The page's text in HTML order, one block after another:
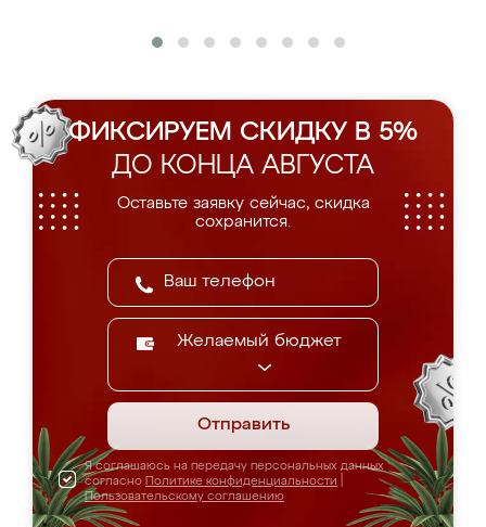
ФИКСИРУЕМ СКИДКУ В 5%
ДО КОНЦА АВГУСТА
Оставьте заявку сейчас, скидка
сохранится.
Желаемый бюджет
Отправить
Я соглашаюсь на передачу персональных данных
согласно Политике конфиденциальности
Пользовательскому соглашению